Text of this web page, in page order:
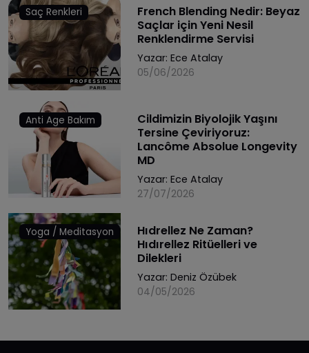
Saç Renkleri
French Blending Nedir: Beyaz
Saçlar için Yeni Nesil
Renklendirme Servisi
Yazar: Ece Atalay
05/06/2026
Anti Age Bakım
Cildimizin Biyolojik Yaşını
Tersine Çeviriyoruz:
Lancôme Absolue Longevity
MD
Yazar: Ece Atalay
27/07/2026
Yoga / Meditasyon
Hıdrellez Ne Zaman?
Hıdırellez Ritüelleri ve
Dilekleri
Yazar: Deniz Özübek
04/05/2026